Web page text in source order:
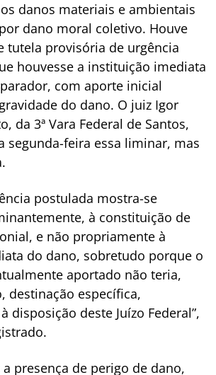
danos materiais e ambientais
dano moral coletivo. Houve
tutela provisória de urgência
houvesse a instituição imediata
com aporte inicial
do dano. O juiz Igor
da 3ª Vara Federal de Santos,
segunda-feira essa liminar, mas
postulada mostra-se
à constituição de
e não propriamente à
do dano, sobretudo porque o
aportado não teria,
destinação específica,
disposição deste Juízo Federal”,
presença de perigo de dano,